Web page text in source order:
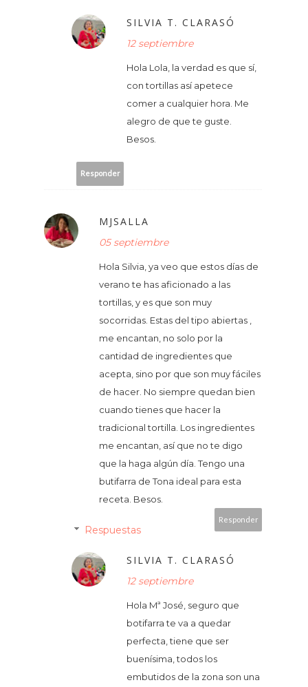
SILVIA T. CLARASÓ
12 septiembre
Hola Lola, la verdad es que sí,
con tortillas así apetece
comer a cualquier hora. Me
alegro de que te guste.
Besos.
Responder
MJSALLA
05 septiembre
Hola Silvia, ya veo que estos días de
verano te has aficionado a las
tortillas, y es que son muy
socorridas. Estas del tipo abiertas ,
me encantan, no solo por la
cantidad de ingredientes que
acepta, sino por que son muy fáciles
de hacer. No siempre quedan bien
cuando tienes que hacer la
tradicional tortilla. Los ingredientes
me encantan, así que no te digo
que la haga algún día. Tengo una
butifarra de Tona ideal para esta
receta. Besos.
Responder
Respuestas
SILVIA T. CLARASÓ
12 septiembre
Hola Mª José, seguro que
botifarra te va a quedar
perfecta, tiene que ser
buenísima, todos los
embutidos de la zona son una